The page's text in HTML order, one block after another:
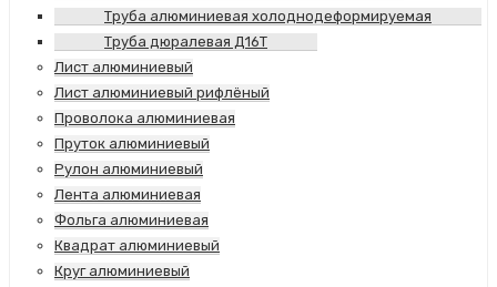
Труба алюминиевая холоднодеформируемая
Труба дюралевая Д16Т
Лист алюминиевый
Лист алюминиевый рифлёный
Проволока алюминиевая
Пруток алюминиевый
Рулон алюминиевый
Лента алюминиевая
Фольга алюминиевая
Квадрат алюминиевый
Круг алюминиевый